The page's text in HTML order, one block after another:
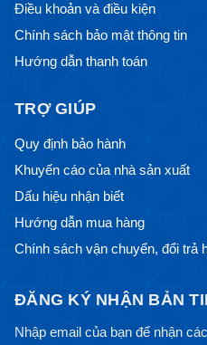
Điều khoản và điều kiện
Chính sách bảo mật thông tin
Hướng dẫn thanh toán
TRỢ GIÚP
Quy định bảo hành
Khuyến cáo của nhà sản xuất
Dấu hiệu nhận biết
Hướng dẫn mua hàng
Chính sách vận chuyển, đổi trả
ĐĂNG KÝ NHẬN BẢN
Nhập email của bạn để nhận